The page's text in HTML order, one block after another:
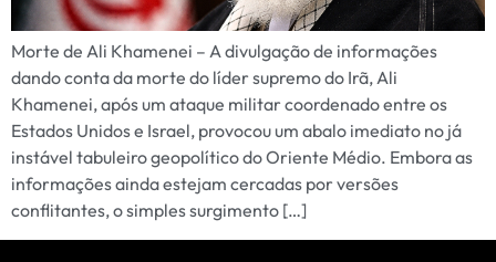
Morte de Ali Khamenei – A divulgação de informações
dando conta da morte do líder supremo do Irã, Ali
Khamenei, após um ataque militar coordenado entre os
Estados Unidos e Israel, provocou um abalo imediato no já
instável tabuleiro geopolítico do Oriente Médio. Embora as
informações ainda estejam cercadas por versões
conflitantes, o simples surgimento […]